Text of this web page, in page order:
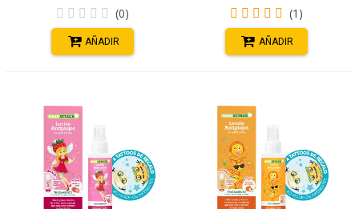
(0)
AÑADIR
(1)
AÑADIR